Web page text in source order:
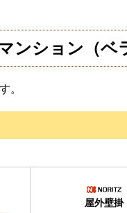
ンション（ベ
。
屋外壁掛